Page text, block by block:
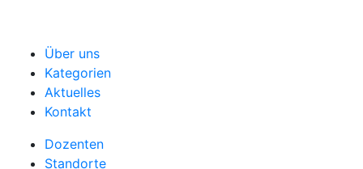
Über uns
Kategorien
Aktuelles
Kontakt
Dozenten
Standorte